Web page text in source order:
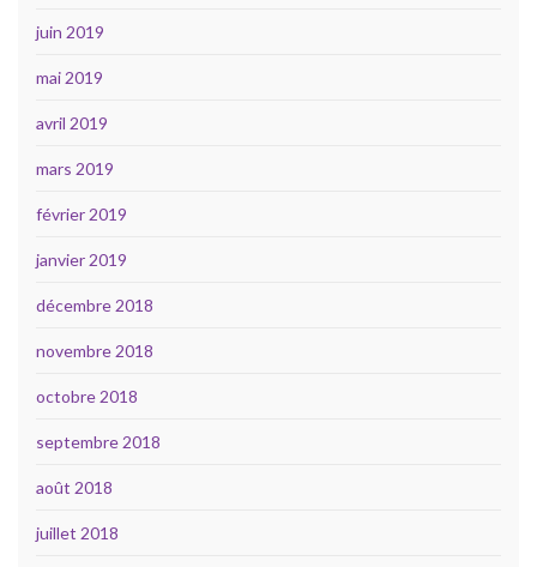
juin 2019
mai 2019
avril 2019
mars 2019
février 2019
janvier 2019
décembre 2018
novembre 2018
octobre 2018
septembre 2018
août 2018
juillet 2018